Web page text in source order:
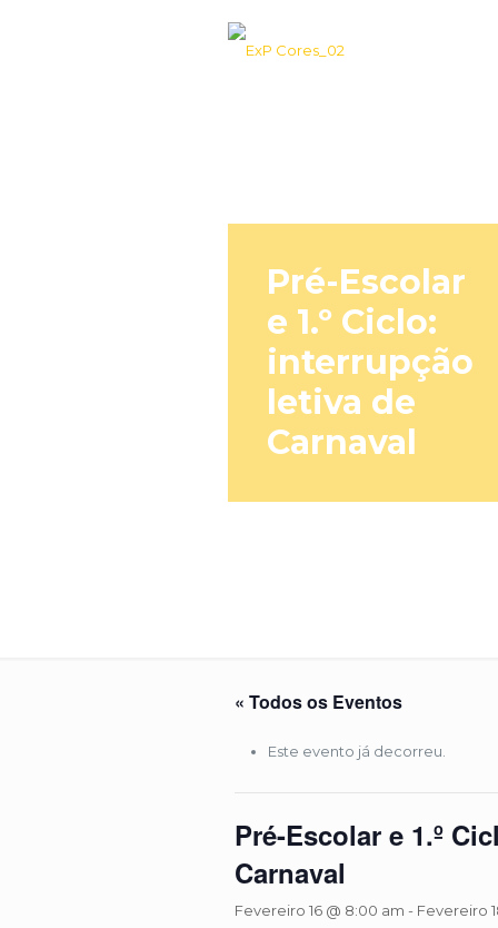
Pré-Escolar
e 1.º Ciclo:
interrupção
letiva de
Carnaval
« Todos os Eventos
Este evento já decorreu.
Pré-Escolar e 1.º
Carnaval
Fevereiro 16 @ 8:00 am - Fevereiro